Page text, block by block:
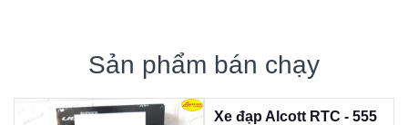
Sản phẩm bán chạy
Xe đạp Alcott RTC - 555